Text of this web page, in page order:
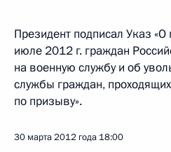
Президент подписал Указ
июле 2012 г. граждан
на военную службу и об
службы граждан,
по призыву».
30 марта 2012 года 18:00